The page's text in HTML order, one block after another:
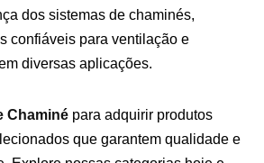
dos sistemas de chaminés,
confiáveis para ventilação e
diversas aplicações.
Chaminé para adquirir produtos
que garantem qualidade e